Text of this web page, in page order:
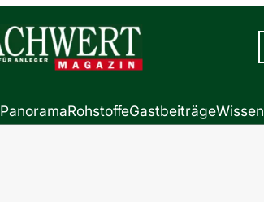
PanoramaRohstoffeGastbeiträgeWissen